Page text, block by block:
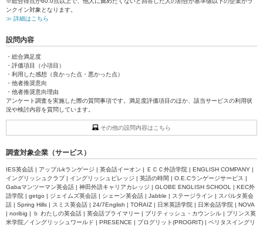
ンクイン対象となります。
≫ 詳細はこちら
設問内容
・総合満足度
・評価項目（小項目）
・利用した感想（良かった点・悪かった点）
・他者推奨意向
・他者推奨意向理由
アンケート調査を実施した際の質問事項です。満足度評価項目のほか、該当サービスの利用状
況や検討内容を質問しています。
その他の設問内容はこちら
調査対象企業（サービス）
IES英会話 | アップルkランゲージ | 英会話イーオン | ＥＣＣ外語学院 | ENGLISH COMPANY |
イングリッシュクラブ | イングリッシュビレッジ | 英語の時間 | O.E.Cランゲージサービス |
Gabaマンツーマン英会話 | 神田外語キャリアカレッジ | GLOBE ENGLISH SCHOOL | KEC外
語学院 | getgo | ジェイムズ英会話 | シェーン英会話 | Jabble | ステージライン | スパルタ英会
話 | Spring Hills | スミス英会話 | 24/7English | TORAIZ | 日米英語学院 | 日米会話学院 | NOVA
| noribig | ｂ わたしの英会話 | 英会話プライマリー | ブリティッシュ・カウンシル | プリンス英
米学院／イングリッシュワールド | PRESENCE | プログリット(PROGRIT) | ベリタスイングリ